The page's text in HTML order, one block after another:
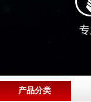
产品分类